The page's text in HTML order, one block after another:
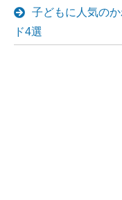
子どもに人気の
ド4選